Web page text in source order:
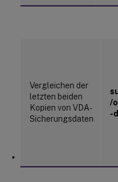
Vergleichen der
letzten beiden
Kopien von VDA-
Sicherungsdaten
/
-